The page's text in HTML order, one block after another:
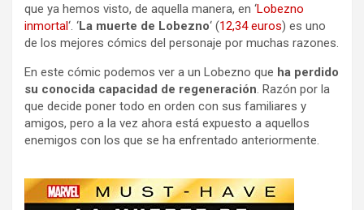
que ya hemos visto, de aquella manera, en ‘Lobezno
inmortal‘. ‘La muerte de Lobezno‘ (12,34 euros) es uno
de los mejores cómics del personaje por muchas razones.
En este cómic podemos ver a un Lobezno que ha perdido
su conocida capacidad de regeneración. Razón por la
que decide poner todo en orden con sus familiares y
amigos, pero a la vez ahora está expuesto a aquellos
enemigos con los que se ha enfrentado anteriormente.